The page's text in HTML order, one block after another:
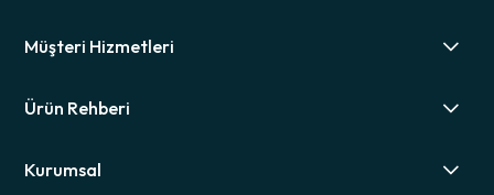
Müşteri Hizmetleri
Ürün Rehberi
Kurumsal